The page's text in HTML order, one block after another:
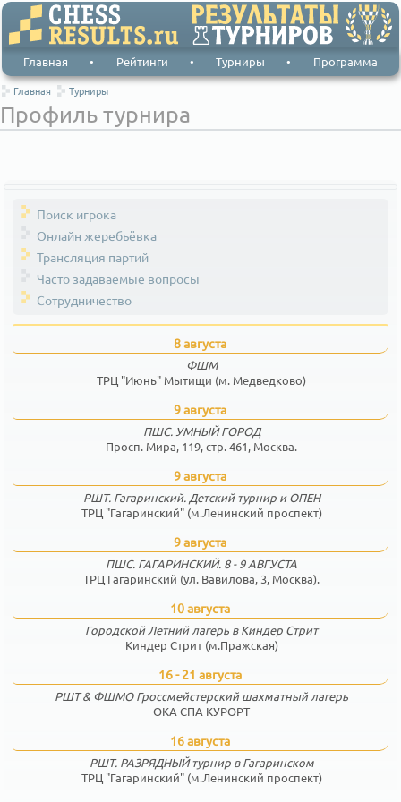
Главная • Рейтинги • Турниры • Программа
Главная Турниры
Профиль турнира
Поиск игрока
Онлайн жеребьёвка
Трансляция партий
Часто задаваемые вопросы
Сотрудничество
8 августа
ФШМ
ТРЦ "Июнь" Мытищи (м. Медведково)
9 августа
ПШС. УМНЫЙ ГОРОД
Просп. Мира, 119, стр. 461, Москва.
9 августа
РШТ. Гагаринский. Детский турнир и ОПЕН
ТРЦ "Гагаринский" (м.Ленинский проспект)
9 августа
ПШС. ГАГАРИНСКИЙ. 8 - 9 АВГУСТА
ТРЦ Гагаринский (ул. Вавилова, 3, Москва).
10 августа
Городской Летний лагерь в Киндер Стрит
Киндер Стрит (м.Пражская)
16 - 21 августа
РШТ & ФШМО Гроссмейстерский шахматный лагерь
ОКА СПА КУРОРТ
16 августа
РШТ. РАЗРЯДНЫЙ турнир в Гагаринском
ТРЦ "Гагаринский" (м.Ленинский проспект)